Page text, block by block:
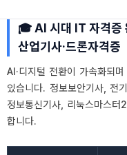
🎓 AI 시대 IT 자격증
산업기사·드론자격증
AI·디지털 전환이 가속화되
있습니다. 정보보안기사, 전
정보통신기사, 리눅스마스
합니다.